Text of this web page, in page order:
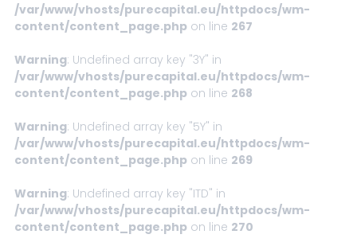
/var/www/vhosts/purecapital.eu/httpdocs/wm-
content/content_page.phpon line 267
Warning: Undefined array key "3Y" in
/var/www/vhosts/purecapital.eu/httpdocs/wm-
content/content_page.phpon line 268
Warning: Undefined array key "5Y" in
/var/www/vhosts/purecapital.eu/httpdocs/wm-
content/content_page.phpon line 269
Warning: Undefined array key "ITD" in
/var/www/vhosts/purecapital.eu/httpdocs/wm-
content/content_page.phpon line 270